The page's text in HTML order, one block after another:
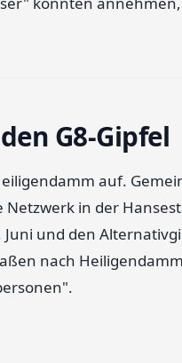
G8-Gipfel
auf.
in der
und den
nach